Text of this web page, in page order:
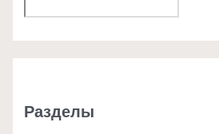
Разделы